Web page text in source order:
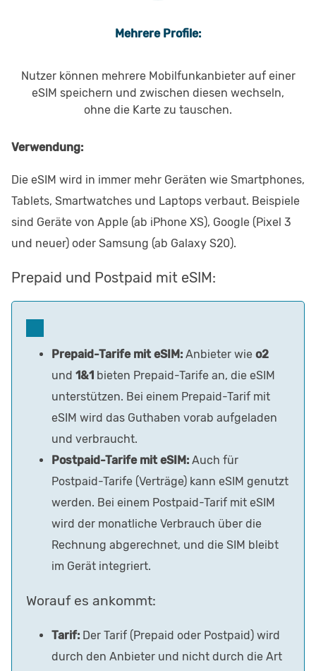
Mehrere Profile:
Nutzer können mehrere Mobilfunkanbieter auf einer
eSIM speichern und zwischen diesen wechseln,
ohne die Karte zu tauschen.
Verwendung:
Die eSIM wird in immer mehr Geräten wie Smartphones,
Tablets, Smartwatches und Laptops verbaut. Beispiele
sind Geräte von Apple (ab iPhone XS), Google (Pixel 3
und neuer) oder Samsung (ab Galaxy S20).
Prepaid und Postpaid mit eSIM:
Prepaid-Tarife mit eSIM: Anbieter wie o2
und 1&1 bieten Prepaid-Tarife an, die eSIM
unterstützen. Bei einem Prepaid-Tarif mit
eSIM wird das Guthaben vorab aufgeladen
und verbraucht.
Postpaid-Tarife mit eSIM: Auch für
Postpaid-Tarife (Verträge) kann eSIM genutzt
werden. Bei einem Postpaid-Tarif mit eSIM
wird der monatliche Verbrauch über die
Rechnung abgerechnet, und die SIM bleibt
im Gerät integriert.
Worauf es ankommt:
Tarif: Der Tarif (Prepaid oder Postpaid) wird
durch den Anbieter und nicht durch die Art